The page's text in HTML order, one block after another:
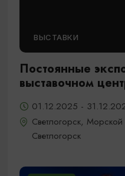
ВЫСТАВКИ
Постоянные
выставочном
01.12.2025 -
Светлогорск, Морской
Светлогорск